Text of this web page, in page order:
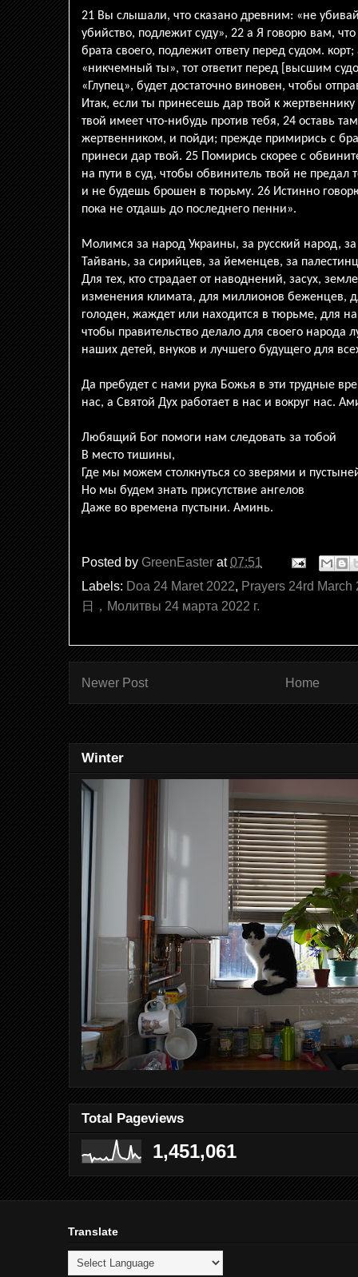
21 Вы слышали, что сказано древним: «не
убийство, подлежит суду», 22 а Я говорю вам,
брата своего, подлежит ответу перед судом.
«никчемный ты», тот ответит перед [высшим
«Глупец», будет достаточно виновен, чтобы
Итак, если ты принесешь дар твой к
твой имеет что-нибудь против тебя, 24 оставь
жертвенником, и пойди; прежде примирись с
принеси дар твой. 25 Помирись скорее с
на пути в суд, чтобы обвинитель твой не предал
и не будешь брошен в тюрьму. 26 Истинно
пока не отдашь до последнего пенни».
Молимся за народ Украины, за русский народ, за
Тайвань, за сирийцев, за йеменцев, за
Для тех, кто страдает от наводнений, засух,
изменения климата, для миллионов беженцев,
голоден, жаждет или находится в тюрьме, для
чтобы правительство делало для своего народа
наших детей, внуков и лучшего будущего для
Да пребудет с нами рука Божья в эти трудные
нас, а Святой Дух работает в нас и вокруг нас.
Любящий Бог помоги нам следовать за тобой
В место тишины,
Где мы можем столкнуться со зверями и
Но мы будем знать присутствие ангелов
Даже во времена пустыни. Аминь.
Posted by GreenEaster at07:51
Labels: Doa 24 Maret 2022, Prayers 24rd March
日，Молитвы 24 марта 2022 г.
Newer Post Home
Winter
Total Pageviews
1,451,061
Translate